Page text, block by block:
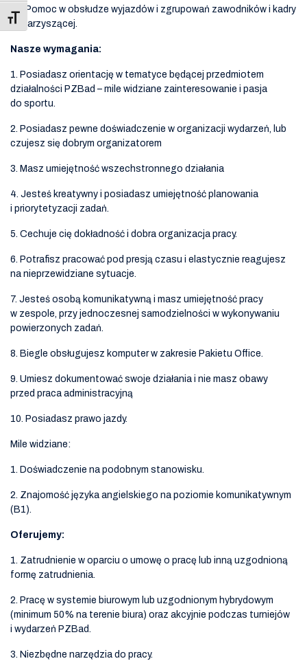
Toggle Font size
11. Pomoc w obsłudze wyjazdów i zgrupowań zawodników i kadry
towarzyszącej.
Nasze wymagania:
1. Posiadasz orientację w tematyce będącej przedmiotem
działalności PZBad – mile widziane zainteresowanie i pasja
do sportu.
2. Posiadasz pewne doświadczenie w organizacji wydarzeń, lub
czujesz się dobrym organizatorem
3. Masz umiejętność wszechstronnego działania
4. Jesteś kreatywny i posiadasz umiejętność planowania
i priorytetyzacji zadań.
5. Cechuje cię dokładność i dobra organizacja pracy.
6. Potrafisz pracować pod presją czasu i elastycznie reagujesz
na nieprzewidziane sytuacje.
7. Jesteś osobą komunikatywną i masz umiejętność pracy
w zespole, przy jednoczesnej samodzielności w wykonywaniu
powierzonych zadań.
8. Biegle obsługujesz komputer w zakresie Pakietu Office.
9. Umiesz dokumentować swoje działania i nie masz obawy
przed praca administracyjną
10. Posiadasz prawo jazdy.
Mile widziane:
1. Doświadczenie na podobnym stanowisku.
2. Znajomość języka angielskiego na poziomie komunikatywnym
(B1).
Oferujemy:
1. Zatrudnienie w oparciu o umowę o pracę lub inną uzgodnioną
formę zatrudnienia.
2. Pracę w systemie biurowym lub uzgodnionym hybrydowym
(minimum 50% na terenie biura) oraz akcyjnie podczas turniejów
i wydarzeń PZBad.
3. Niezbędne narzędzia do pracy.